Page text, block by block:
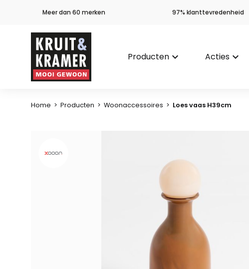
Meer dan 60 merken 97% klanttevredenheid
Producten keyboard_arrow_down Acties keyboard_arrow_down
Home > Producten > Woonaccessoires > Loes vaas H39cm